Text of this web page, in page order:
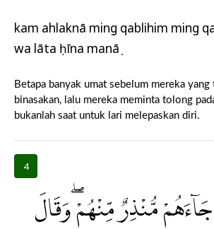
kam ahlaknā ming qablihim ming
wa lāta ḥīna manāṣ
Betapa banyak umat sebelum mereka yang
binasakan, lalu mereka meminta tolong
bukanlah saat untuk lari melepaskan diri.
4
مُّنْذِرٌ مِّنْهُمْ ۖوَقَالَ